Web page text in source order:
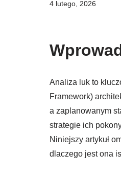
4 lutego, 2026
Analiza luk to
Framework)
a zaplanowanym
strategie ich
Niniejszy artykuł
dlaczego jest ona